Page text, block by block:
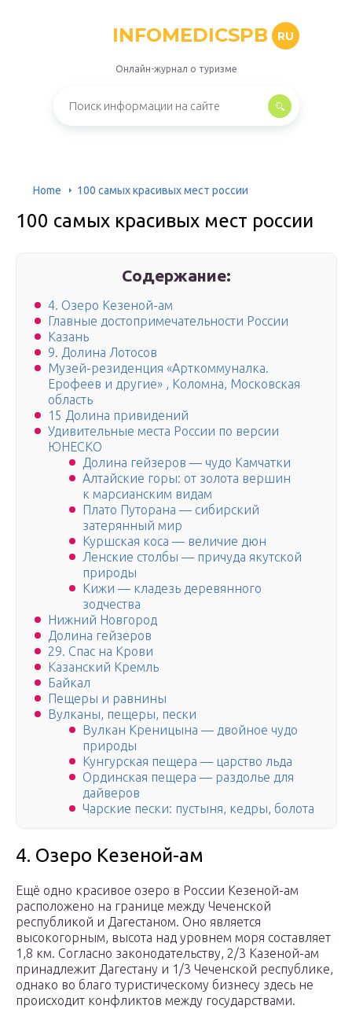
INFOMEDICSPB RU
Онлайн-журнал о туризме
Home 100 самых красивых мест россии
100 самых красивых мест россии
Содержание:
4. Озеро Кезеной-ам
Главные достопримечательности России
Казань
9. Долина Лотосов
Музей-резиденция «Арткоммуналка.
Ерофеев и другие» , Коломна, Московская
область
15 Долина привидений
Удивительные места России по версии
ЮНЕСКО
Долина гейзеров — чудо Камчатки
Алтайские горы: от золота вершин
к марсианским видам
Плато Путорана — сибирский
затерянный мир
Куршская коса — величие дюн
Ленские столбы — причуда якутской
природы
Кижи — кладезь деревянного
зодчества
Нижний Новгород
Долина гейзеров
29. Спас на Крови
Казанский Кремль
Байкал
Пещеры и равнины
Вулканы, пещеры, пески
Вулкан Креницына — двойное чудо
природы
Кунгурская пещера — царство льда
Ординская пещера — раздолье для
дайверов
Чарские пески: пустыня, кедры, болота
4. Озеро Кезеной-ам
Ещё одно красивое озеро в России Кезеной-ам
расположено на границе между Чеченской
республикой и Дагестаном. Оно является
высокогорным, высота над уровнем моря составляет
1,8 км. Согласно законодательству, 2/3 Казеной-ам
принадлежит Дагестану и 1/3 Чеченской республике,
однако во благо туристическому бизнесу здесь не
происходит конфликтов между государствами.